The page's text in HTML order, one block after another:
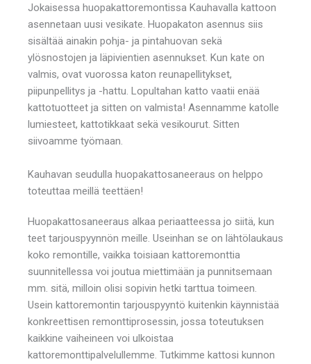
Jokaisessa huopakattoremontissa Kauhavalla kattoon
asennetaan uusi vesikate. Huopakaton asennus siis
sisältää ainakin pohja- ja pintahuovan sekä
ylösnostojen ja läpivientien asennukset. Kun kate on
valmis, ovat vuorossa katon reunapellitykset,
piipunpellitys ja -hattu. Lopultahan katto vaatii enää
kattotuotteet ja sitten on valmista! Asennamme katolle
lumiesteet, kattotikkaat sekä vesikourut. Sitten
siivoamme työmaan.
Kauhavan seudulla huopakattosaneeraus on helppo
toteuttaa meillä teettäen!
Huopakattosaneeraus alkaa periaatteessa jo siitä, kun
teet tarjouspyynnön meille. Useinhan se on lähtölaukaus
koko remontille, vaikka toisiaan kattoremonttia
suunnitellessa voi joutua miettimään ja punnitsemaan
mm. sitä, milloin olisi sopivin hetki tarttua toimeen.
Usein kattoremontin tarjouspyyntö kuitenkin käynnistää
konkreettisen remonttiprosessin, jossa toteutuksen
kaikkine vaiheineen voi ulkoistaa
kattoremonttipalvelullemme. Tutkimme kattosi kunnon